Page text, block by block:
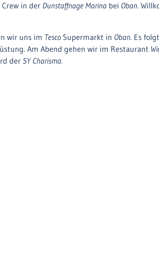
in der Dunstaffnage Marina bei Oban.
wir uns im TescoSupermarkt in Oban. Es
Am Abend gehen wir im Restaurant
der SY Charisma.